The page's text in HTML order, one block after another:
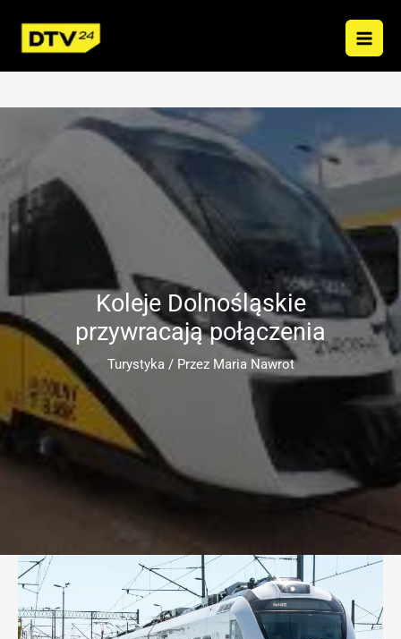
treści
Koleje Dolnośląskie
przywracają połączenia
Turystyka / Przez Maria Nawrot